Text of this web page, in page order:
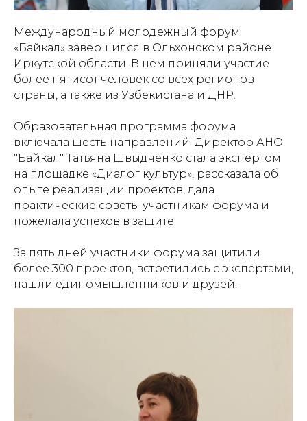
Международный молодежный форум
«Байкал» завершился в Ольхонском районе
Иркутской области. В нем приняли участие
более пятисот человек со всех регионов
страны, а также из Узбекистана и ДНР.
Образовательная программа форума
включала шесть направлений. Директор АНО
"Байкал" Татьяна Швыдченко стала экспертом
на площадке «Диалог культур», рассказала об
опыте реализации проектов, дала
практические советы участникам форума и
пожелала успехов в защите.
За пять дней участники форума защитили
более 300 проектов, встретились с экспертами,
нашли единомышленников и друзей.